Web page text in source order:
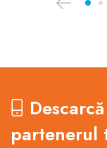
partenerul